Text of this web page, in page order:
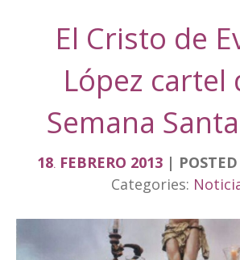
El Cristo de
López cartel
Semana
18. FEBRERO 2013
Categories: